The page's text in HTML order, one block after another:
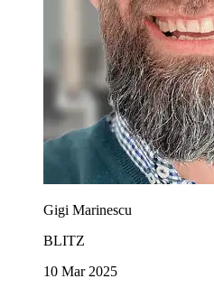
Gigi Marinescu
BLITZ
10 Mar 2025